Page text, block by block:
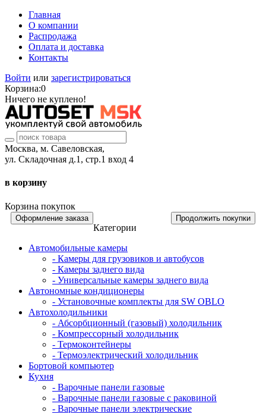
Главная
О компании
Распродажа
Оплата и доставка
Контакты
Войти или зарегистрироваться
Корзина:0
Ничего не куплено!
Москва, м. Савеловская,
ул. Складочная д.1, стр.1 вход 4
в корзину
Корзина покупок
Оформление заказа Продолжить покупки
Категории
Автомобильные камеры
- Камеры для грузовиков и автобусов
- Камеры заднего вида
- Универсальные камеры заднего вида
Автономные кондиционеры
- Установочные комплекты для SW OBLO
Автохолодильники
- Абсорбционный (газовый) холодильник
- Компрессорный холодильник
- Термоконтейнеры
- Термоэлектрический холодильник
Бортовой компьютер
Кухня
- Варочные панели газовые
- Варочные панели газовые с раковиной
- Варочные панели электрические